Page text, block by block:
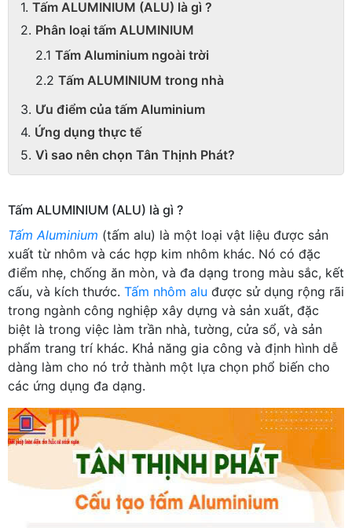
Tấm ALUMINIUM (ALU) là gì ?
Phân loại tấm ALUMINIUM
Tấm Aluminium ngoài trời
Tấm ALUMINIUM trong nhà
Ưu điểm của tấm Aluminium
Ứng dụng thực tế
Vì sao nên chọn Tân Thịnh Phát?
Tấm ALUMINIUM (ALU) là gì ?
Tấm Aluminium (tấm alu) là một loại vật liệu được sản
xuất từ nhôm và các hợp kim nhôm khác. Nó có đặc
điểm nhẹ, chống ăn mòn, và đa dạng trong màu sắc, kết
cấu, và kích thước. Tấm nhôm alu được sử dụng rộng rãi
trong ngành công nghiệp xây dựng và sản xuất, đặc
biệt là trong việc làm trần nhà, tường, cửa sổ, và sản
phẩm trang trí khác. Khả năng gia công và định hình dễ
dàng làm cho nó trở thành một lựa chọn phổ biến cho
các ứng dụng đa dạng.